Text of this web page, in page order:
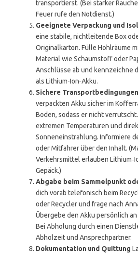
transportierst. (Bei starker
Feuer rufe den Notdienst.)
Geeignete Verpackung und
eine stabile, nichtleitende Box
Originalkarton. Fülle Hohlräume
Material wie Schaumstoff oder
Anschlüsse ab und kennzeichne
als Lithium‑Ion‑Akku.
Sichere Transportbedingungen
verpackten Akku sicher im
Boden, sodass er nicht
extremen Temperaturen und
Sonneneinstrahlung. Informiere
oder Mitfahrer über den Inhalt.
Verkehrsmittel erlauben
Gepäck.)
Abgabe beim Sammelpunkt
dich vorab telefonisch beim
oder Recycler und frage nach
Übergebe den Akku persönlich an
Bei Abholung durch einen
Abholzeit und Ansprechpartner.
Dokumentation und Quittung